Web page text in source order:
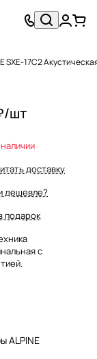
SXE-17C2
шт
доставку
дешевле?
подарок
с
ALPINE